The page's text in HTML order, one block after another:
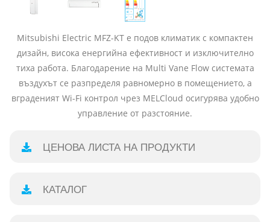
Mitsubishi Electric MFZ-KT е подов климатик с компактен
дизайн, висока енергийна ефективност и изключително
тиха работа. Благодарение на Multi Vane Flow системата
въздухът се разпределя равномерно в помещението, а
вграденият Wi-Fi контрол чрез MELCloud осигурява удобно
управление от разстояние.
ЦЕНОВА ЛИСТА НА ПРОДУКТИ
КАТАЛОГ